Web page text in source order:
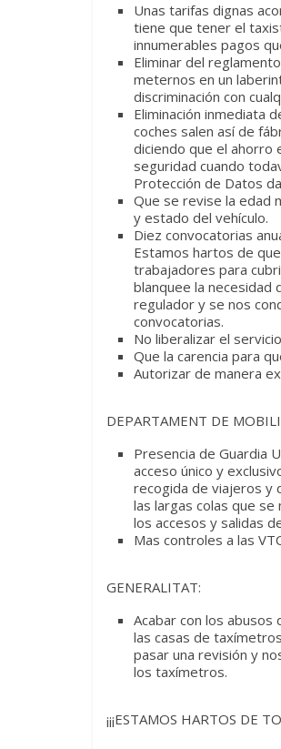
Unas tarifas dignas
tiene que tener el
innumerables pagos
Eliminar del
meternos en un
discriminación con
Eliminación inmediata
coches salen así de
diciendo que el ahorro
seguridad cuando
Protección de Datos
Que se revise la edad
y estado del vehículo.
Diez convocatorias
Estamos hartos de
trabajadores para
blanquee la necesidad
regulador y se nos
convocatorias.
No liberalizar el
Que la carencia para
Autorizar de manera
DEPARTAMENT DE
Presencia de Guardia
acceso único y
recogida de viajeros y
las largas colas que
los accesos y salidas
Mas controles a las
GENERALITAT:
Acabar con los
las casas de
pasar una revisión y
los taxímetros.
¡¡¡ESTAMOS HARTOS DE